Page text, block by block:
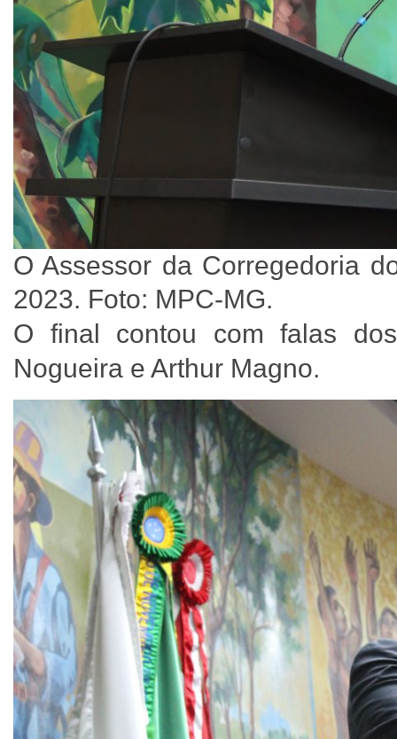
O Assessor da Corregedoria
2023. Foto: MPC-MG.
O final contou com falas
Nogueira e Arthur Magno.